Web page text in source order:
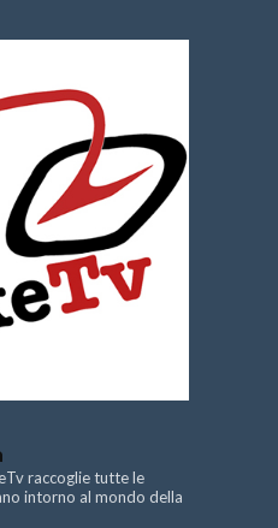
raccoglie tutte le
intorno al mondo della